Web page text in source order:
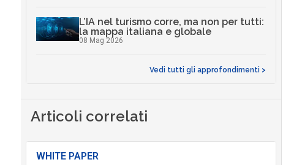
L’IA nel turismo corre, ma non per tutti:
la mappa italiana e globale
08 Mag 2026
Vedi tutti gli approfondimenti >
Articoli correlati
WHITE PAPER